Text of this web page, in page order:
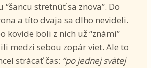
stretnúť sa znova”. Do
a títo dvaja sa dlho nevideli.
kovide boli z nich už “známi”
medzi sebou zopár viet. Ale to
strácať čas: “po jednej svätej